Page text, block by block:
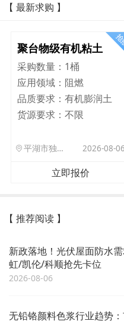
【 最新求购 】
聚台物级有机粘土
采购数量： 1桶
应用领域： 阻燃
品质要求： 有机膨润土
货源要求： 不限
平湖市独山港镇集港路 589 号 2026-08-06
立即报价
【 推荐阅读 】
新政落地！光伏屋面防水
虹/凯伦/科顺抢先卡位
2026-08-06
无铅铬颜料色浆行业趋势